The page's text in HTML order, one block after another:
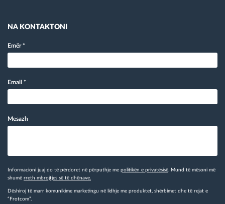
NA KONTAKTONI
Emër*
Email *
Mesazh
Informacioni juaj do të përdoret në përputhje me politikën e privatësisë . Mund të mësoni më
shumë rreth mbrojtjes së të dhënave.
Dëshiroj të marr komunikime marketingu në lidhje me produktet, shërbimet dhe të rejat e
“Frotcom”.